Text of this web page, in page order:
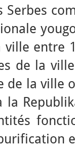
Serbes
ville entre
de la
de la ville